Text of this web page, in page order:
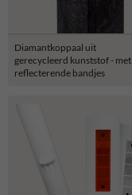
Diamantkoppaal uit
gerecycleerd kunststof - met
reflecterende bandjes